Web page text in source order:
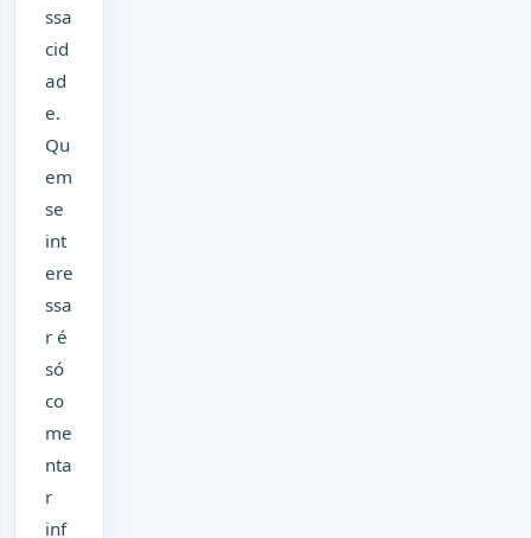
ssa
cid
ad
e.
Qu
em
se
int
ere
ssa
r é
só
co
me
nta
r
inf